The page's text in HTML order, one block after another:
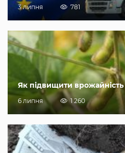
3 липня 781
Як підвищити врожайність
6 липня 1 260